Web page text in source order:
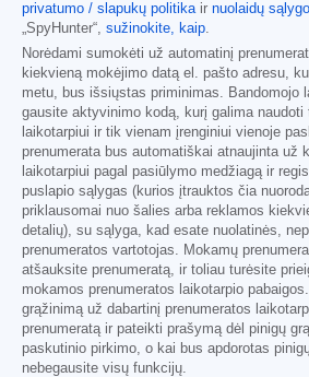
privatumo / slapukų politikair nuolaidų
„SpyHunter“, sužinokite, kaip.
Norėdami sumokėti už automatinį
kiekvieną mokėjimo datą el. pašto adresu,
metu, bus išsiųstas priminimas. Bandomojo
gausite aktyvinimo kodą, kurį galima naudoti
laikotarpiui ir tik vienam įrenginiui vienoje
prenumerata bus automatiškai atnaujinta už
laikotarpiui pagal pasiūlymo medžiagą ir
puslapio sąlygas (kurios įtrauktos čia
priklausomai nuo šalies arba reklamos
detalių), su sąlyga, kad esate nuolatinės,
prenumeratos vartotojas. Mokamų
atšauksite prenumeratą, ir toliau turėsite
mokamos prenumeratos laikotarpio
grąžinimą už dabartinį prenumeratos
prenumeratą ir pateikti prašymą dėl pinigų
paskutinio pirkimo, o kai bus apdorotas
nebegausite visų funkcijų.